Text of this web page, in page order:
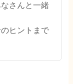
さんと一緒
ヒントまで